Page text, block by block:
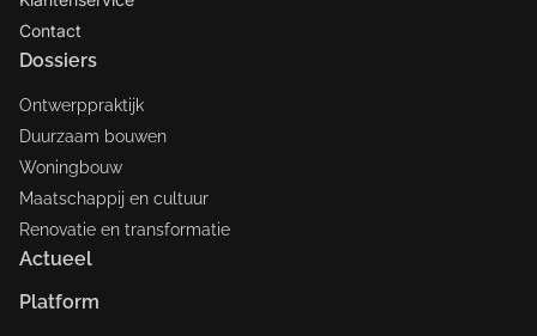
Contact
Dossiers
Ontwerppraktijk
Duurzaam bouwen
Woningbouw
Maatschappij en cultuur
Renovatie en transformatie
Actueel
Platform